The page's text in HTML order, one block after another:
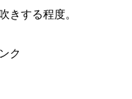
きする程度。
ク